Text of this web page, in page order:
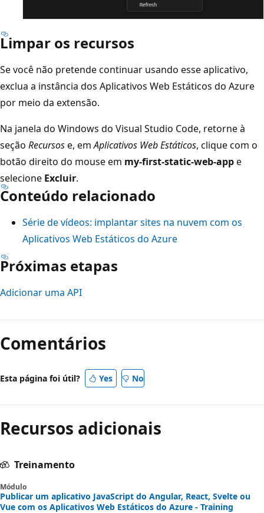
Limpar os recursos
Se você não pretende continuar usando esse aplicativo,
exclua a instância dos Aplicativos Web Estáticos do Azure
por meio da extensão.
Na janela do Windows do Visual Studio Code, retorne à
seção Recursose, emAplicativos Web Estáticos, clique com o
botão direito do mouse em my-first-static-web-appe
selecione Excluir.
Conteúdo relacionado
Série de vídeos: implantar sites na nuvem com os
Aplicativos Web Estáticos do Azure
Próximas etapas
Adicionar uma API
Comentários
Esta página foi útil? Yes No
Recursos adicionais
Treinamento
Módulo
Publicar um aplicativo JavaScript do Angular, React, Svelte ou
Vue com os Aplicativos Web Estáticos do Azure - Training